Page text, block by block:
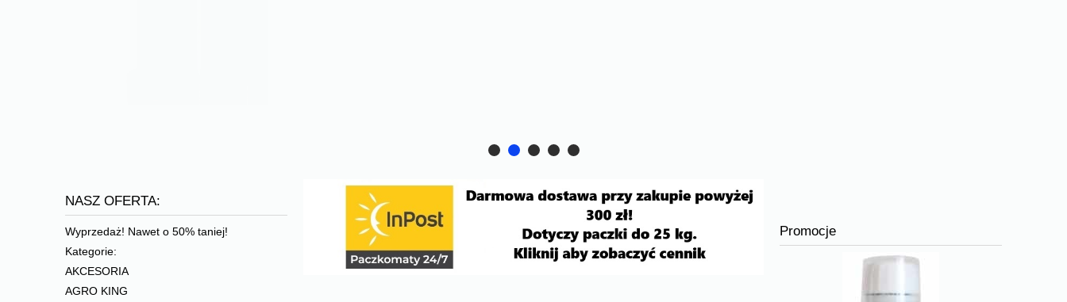
NASZ OFERTA:
Wyprzedaż! Nawet o 50% taniej!
Kategorie:
AKCESORIA
AGRO KING
Promocje